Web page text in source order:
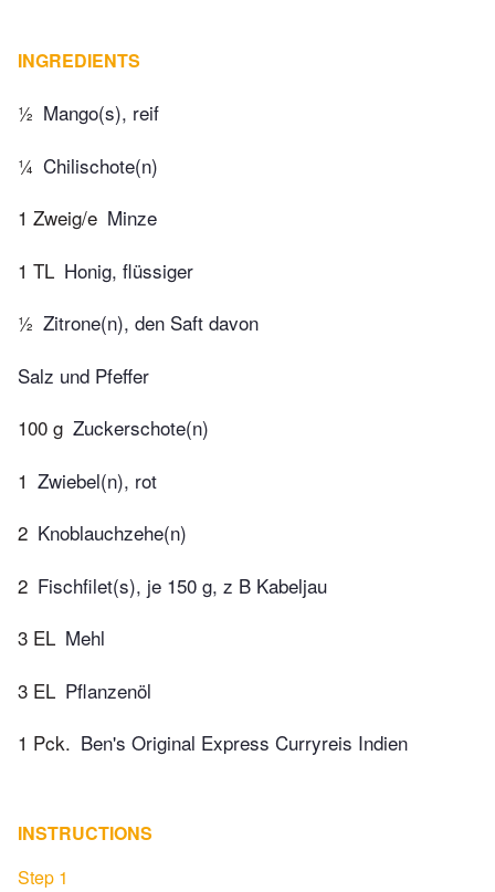
INGREDIENTS
½ Mango(s), reif
¼ Chilischote(n)
1 Zweig/e Minze
1 TL Honig, flüssiger
½ Zitrone(n), den Saft davon
Salz und Pfeffer
100 g Zuckerschote(n)
1 Zwiebel(n), rot
2 Knoblauchzehe(n)
2 Fischfilet(s), je 150 g, z B Kabeljau
3 EL Mehl
3 EL Pflanzenöl
1 Pck. Ben's Original Express Curryreis Indien
INSTRUCTIONS
Step 1